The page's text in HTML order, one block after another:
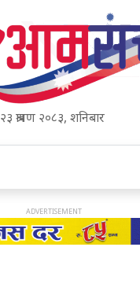
२३ श्रावण २०८३, शनिबार